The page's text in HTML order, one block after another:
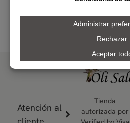
usuario ya está
Newsletter, lo sentimos.
Atención al
Tienda
autorizada por